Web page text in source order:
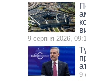
9 серпня 2026,
9